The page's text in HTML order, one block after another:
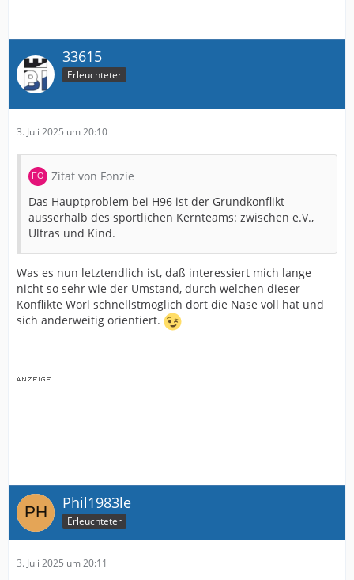
33615
Erleuchteter
3. Juli 2025 um 20:10
Zitat von Fonzie
Das Hauptproblem bei H96 ist der Grundkonflikt
ausserhalb des sportlichen Kernteams: zwischen e.V.,
Ultras und Kind.
Was es nun letztendlich ist, daß interessiert mich lange
nicht so sehr wie der Umstand, durch welchen dieser
Konflikte Wörl schnellstmöglich dort die Nase voll hat und
sich anderweitig orientiert.
Phil1983le
Erleuchteter
3. Juli 2025 um 20:11